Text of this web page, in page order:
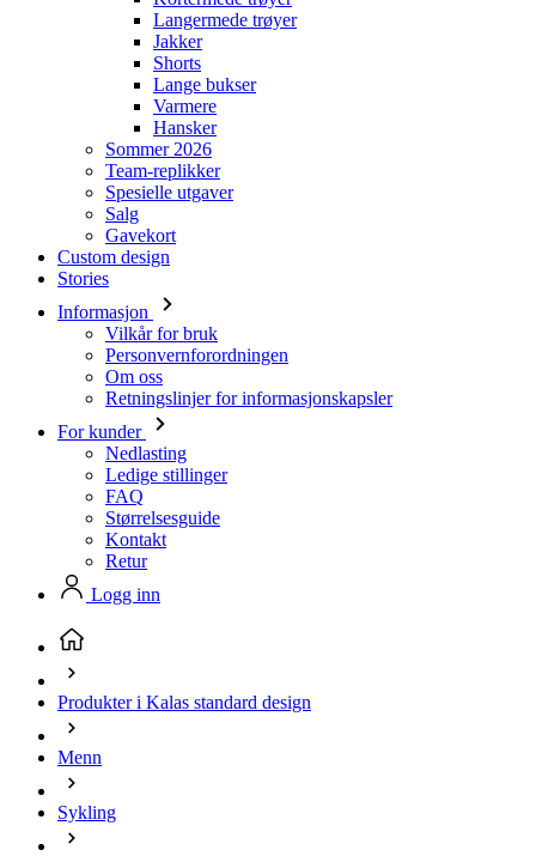
Langermede trøyer
Jakker
Shorts
Lange bukser
Varmere
Hansker
Sommer 2026
Team-replikker
Spesielle utgaver
Salg
Gavekort
Custom design
Stories
Informasjon
Vilkår for bruk
Personvernforordningen
Om oss
Retningslinjer for informasjonskapsler
For kunder
Nedlasting
Ledige stillinger
FAQ
Størrelsesguide
Kontakt
Retur
Logg inn
Produkter i Kalas standard design
Menn
Sykling